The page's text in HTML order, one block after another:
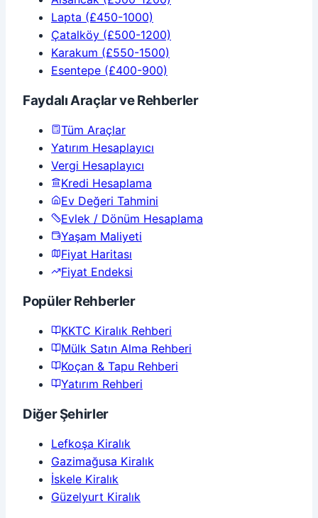
Lapta (£450-1000)
Çatalköy (£500-1200)
Karakum (£550-1500)
Esentepe (£400-900)
Faydalı Araçlar ve Rehberler
Tüm Araçlar
Yatırım Hesaplayıcı
Vergi Hesaplayıcı
Kredi Hesaplama
Ev Değeri Tahmini
Evlek / Dönüm Hesaplama
Yaşam Maliyeti
Fiyat Haritası
Fiyat Endeksi
Popüler Rehberler
KKTC Kiralık Rehberi
Mülk Satın Alma Rehberi
Koçan & Tapu Rehberi
Yatırım Rehberi
Diğer Şehirler
Lefkoşa Kiralık
Gazimağusa Kiralık
İskele Kiralık
Güzelyurt Kiralık